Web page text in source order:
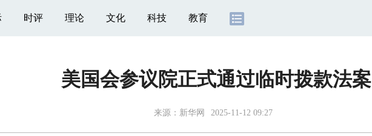
时评 理论 文化 科技 教育
美国会参议院正式通过临时拨款法案
来源： 新华网 2025-11-12 09:27